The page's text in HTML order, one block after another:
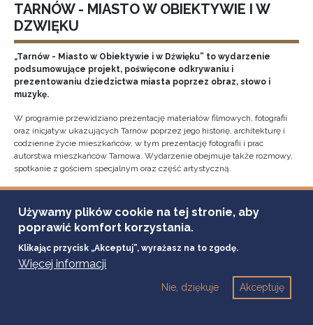
TARNÓW - MIASTO W OBIEKTYWIE I W
DZWIĘKU
„Tarnów - Miasto w Obiektywie i w Dźwięku” to wydarzenie
podsumowujące projekt, poświęcone odkrywaniu i
prezentowaniu dziedzictwa miasta poprzez obraz, słowo i
muzykę.
W programie przewidziano prezentację materiałów filmowych, fotografii
oraz inicjatyw ukazujących Tarnów poprzez jego historię, architekturę i
codzienne życie mieszkańców, w tym prezentację fotografii i prac
autorstwa mieszkańców Tarnowa. Wydarzenie obejmuje także rozmowy,
spotkanie z gościem specjalnym oraz część artystyczną.
Używamy plików cookie na tej stronie, aby
poprawić komfort korzystania.
Klikając przycisk „Akceptuj”, wyrażasz na to zgodę.
Więcej informacji
Akceptuję
Nie, dziękuje